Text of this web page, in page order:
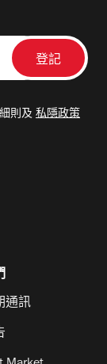
細則及 私隱政策
通訊